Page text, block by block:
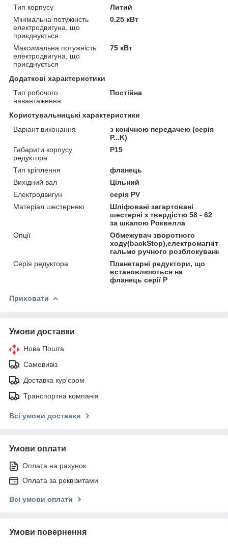
Тип корпусу
Литий
Мінімальна потужність
електродвигуна, що
приєднується
0.25 кВт
Максимальна потужність
електродвигуна, що
приєднується
75 кВт
Додаткові характеристики
Тип робочого
навантаження
Постійна
Користувальницькі характеристики
Варіант виконання
з конічною передачею (серія
P...K)
Габарити корпусу
редуктора
P15
Тип кріплення
фланець
Вихідний вал
Цільний
Електродвигун
серія PV
Матеріал шестернею
Шліфовані загартовані
шестерні з твердістю 58 - 62
за шкалою Роквелла
Опції
Обмежувач зворотного
гальмо ручного
Серія редуктора
Планетарні редуктори, що
встановлюються на
фланець серії P
Приховати
Умови доставки
Нова Пошта
Самовивіз
Доставка кур'єром
Транспортна компанія
Всі умови доставки
Умови оплати
Оплата на рахунок
Оплата за реквізитами
Всі умови оплати
Умови повернення